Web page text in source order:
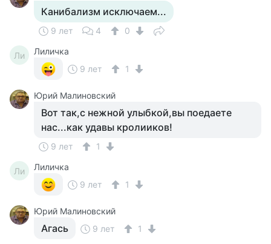
Канибализм исключаем...
9 лет 4 0
Ли
Лиличка
9 лет
1
Юрий Малиновский
Вот так,с нежной улыбкой,вы поедаете
нас...как удавы кролииков!
9 лет 1
Ли
Лиличка
9 лет
1
Юрий Малиновский
Агась 9 лет 1